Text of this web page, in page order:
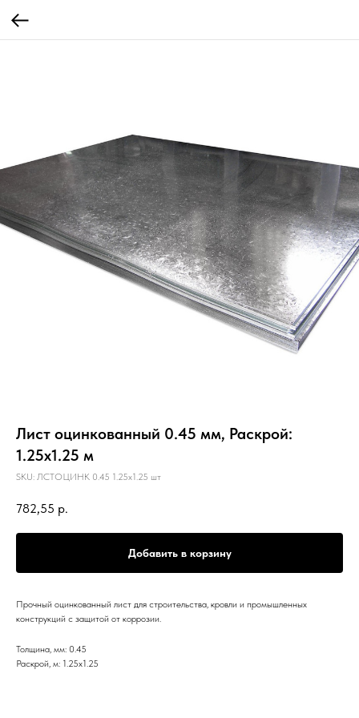
Лист оцинкованный 0.45 мм, Раскрой:
1.25х1.25 м
SKU: ЛСТОЦИНК 0.45 1.25х1.25 шт
782,55 р.
Добавить в корзину
Прочный оцинкованный лист для строительства, кровли и промышленных
конструкций с защитой от коррозии.
Толщина, мм: 0.45
Раскрой, м: 1.25х1.25